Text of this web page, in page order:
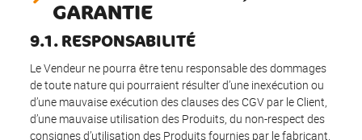
GARANTIE
9.1. RESPONSABILITÉ
Le Vendeur ne pourra être tenu responsable des dommages
de toute nature qui pourraient résulter d’une inexécution ou
d’une mauvaise exécution des clauses des CGV par le Client,
d’une mauvaise utilisation des Produits, du non-respect des
consignes d’utilisation des Produits fournies par le fabricant,